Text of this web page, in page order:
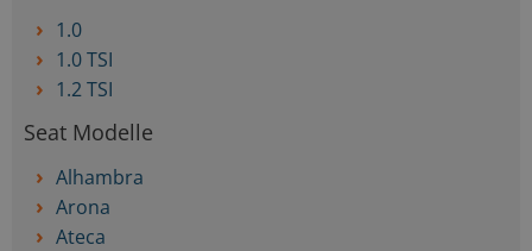
1.0
1.0 TSI
1.2 TSI
Seat Modelle
Alhambra
Arona
Ateca